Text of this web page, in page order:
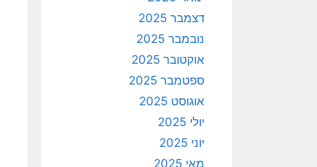
דצמבר 2025
נובמבר 2025
אוקטובר 2025
ספטמבר 2025
אוגוסט 2025
יולי 2025
יוני 2025
מאי 2025